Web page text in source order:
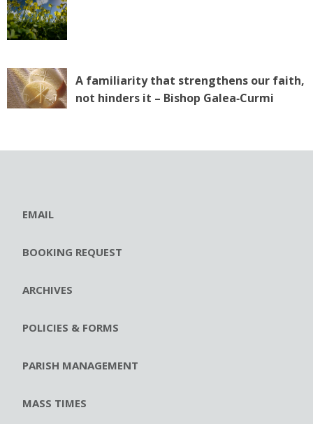
A familiarity that strengthens our faith,
not hinders it – Bishop Galea‑Curmi
EMAIL
BOOKING REQUEST
ARCHIVES
POLICIES & FORMS
PARISH MANAGEMENT
MASS TIMES